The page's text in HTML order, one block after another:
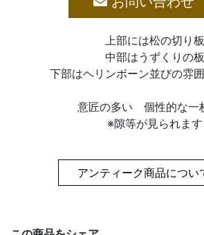
上部には松の切り板
中部はうずくりの板
下部はヘリンボーン並びの雰
意匠の多い 個性的な一
※隙等が見られます
アンティーク商品につ